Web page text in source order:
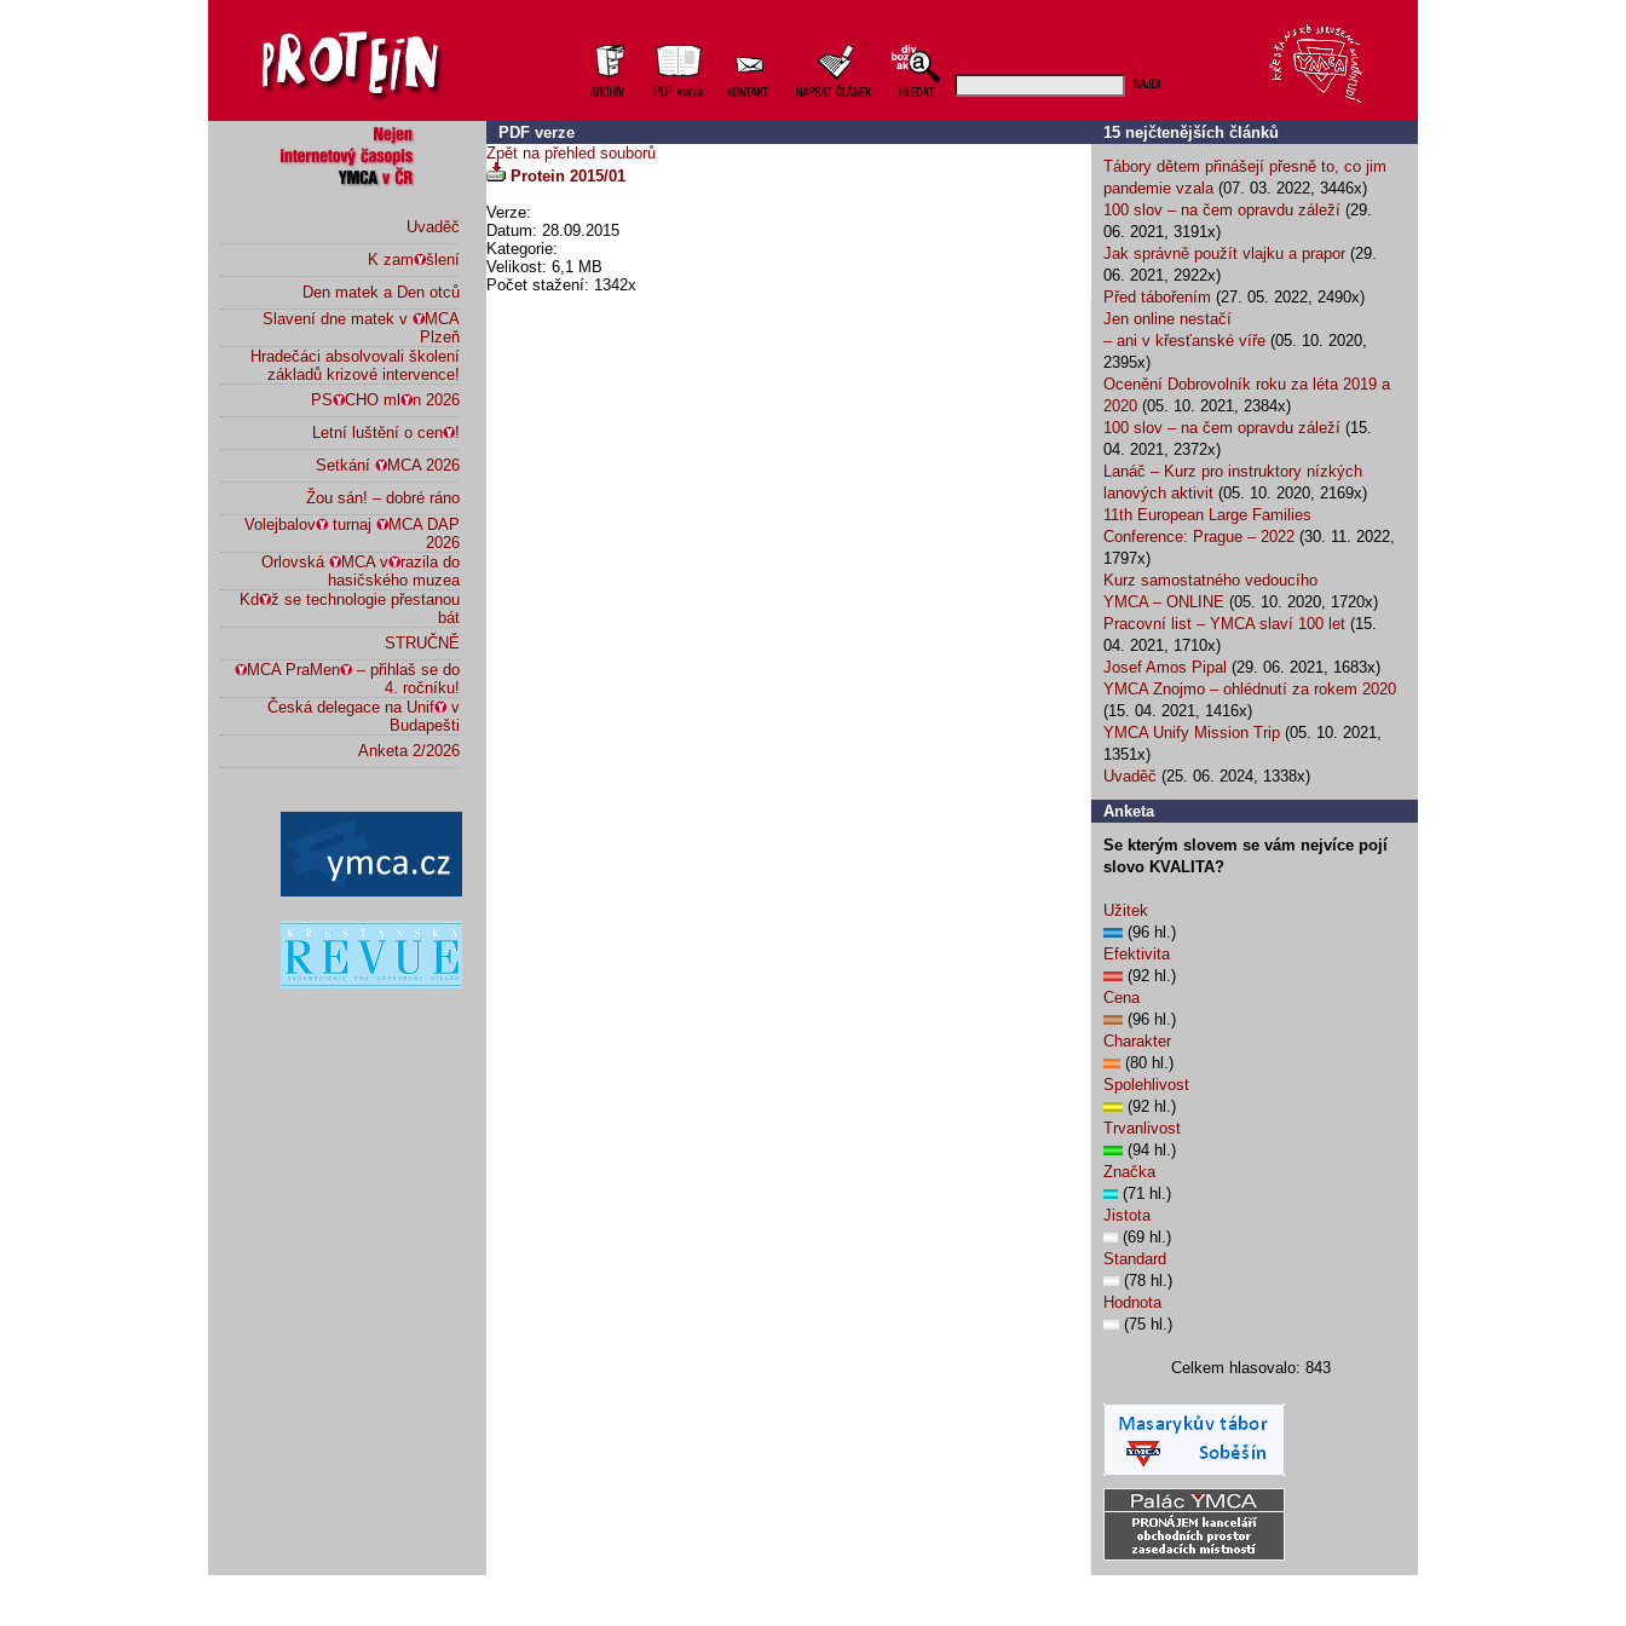
Uvaděč
K zam
šlení
Den matek a Den otců
Slavení dne matek v
MCA
Plzeň
Hradečáci absolvovali školení
základů krizové intervence!
PS
CHO ml
n 2026
Letní luštění o cen
!
Setkání
MCA 2026
Žou sán! – dobré ráno
Volejbalov
turnaj
MCA DAP
2026
Orlovská
MCA v
razila do
hasičského muzea
Kd
ž se technologie přestanou
bát
STRUČNĚ
MCA PraMen
– přihlaš se do
4. ročníku!
Česká delegace na Unif
v
Budapešti
Anketa 2/2026
PDF verze
Zpět na přehled souborů
Protein 2015/01
Verze:
Datum: 28.09.2015
Kategorie:
Velikost: 6,1 MB
Počet stažení: 1342x
15 nejčtenějších článků
Tábory dětem přinášejí přesně to, co jim
pandemie vzala(07. 03. 2022, 3446x)
100 slov – na čem opravdu záleží (29.
06. 2021, 3191x)
Jak správně použít vlajku a prapor (29.
06. 2021, 2922x)
Před tábořením (27. 05. 2022, 2490x)
Jen online nestačí
– ani v křesťanské víře (05. 10. 2020,
2395x)
Ocenění Dobrovolník roku za léta 2019 a
2020 (05. 10. 2021, 2384x)
100 slov – na čem opravdu záleží (15.
04. 2021, 2372x)
Lanáč – Kurz pro instruktory nízkých
lanových aktivit (05. 10. 2020, 2169x)
11th European Large Families
Conference: Prague – 2022 (30. 11. 2022,
1797x)
Kurz samostatného vedoucího
YMCA – ONLINE (05. 10. 2020, 1720x)
Pracovní list – YMCA slaví 100 let (15.
04. 2021, 1710x)
Josef Amos Pipal (29. 06. 2021, 1683x)
YMCA Znojmo – ohlédnutí za rokem 2020
(15. 04. 2021, 1416x)
YMCA Unify Mission Trip (05. 10. 2021,
1351x)
Uvaděč (25. 06. 2024, 1338x)
Anketa
Se kterým slovem se vám nejvíce pojí
slovo KVALITA?
Užitek
(96 hl.)
Efektivita
(92 hl.)
Cena
(96 hl.)
Charakter
(80 hl.)
Spolehlivost
(92 hl.)
Trvanlivost
(94 hl.)
Značka
(71 hl.)
Jistota
(69 hl.)
Standard
(78 hl.)
Hodnota
(75 hl.)
Celkem hlasovalo: 843